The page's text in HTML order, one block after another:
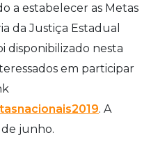
a estabelecer as Metas
da Justiça Estadual
disponibilizado nesta
em participar
. A
junho.